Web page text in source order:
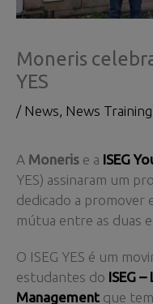
Moneris
YES
/ News, News Training
A Moneris e a ISEG
YES) assinaram um
dedicado a promover
mútua entre as duas
O ISEG YES é um
estudantes do ISEG
Management que